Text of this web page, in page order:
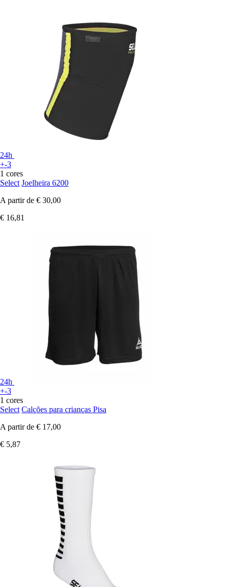
24h
+-3
1 cores
Select Joelheira 6200
A partir de € 30,00
€ 16,81
24h
+-3
1 cores
Select Calções para crianças Pisa
A partir de € 17,00
€ 5,87